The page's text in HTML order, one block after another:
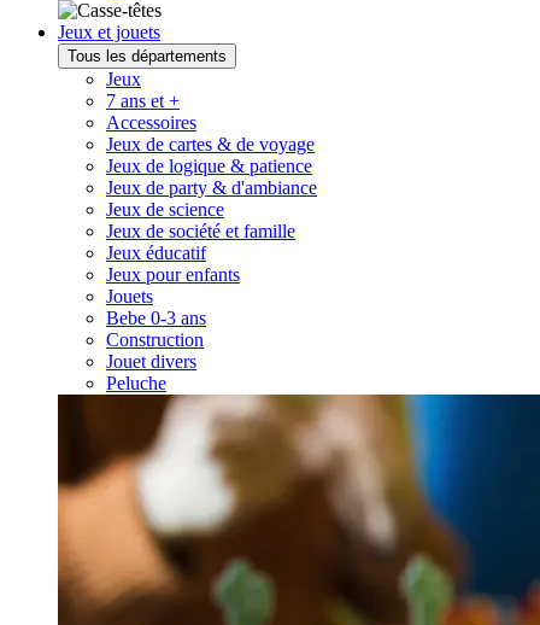
Jeux et jouets
Tous les départements
Jeux
7 ans et +
Accessoires
Jeux de cartes & de voyage
Jeux de logique & patience
Jeux de party & d'ambiance
Jeux de science
Jeux de société et famille
Jeux éducatif
Jeux pour enfants
Jouets
Bebe 0-3 ans
Construction
Jouet divers
Peluche